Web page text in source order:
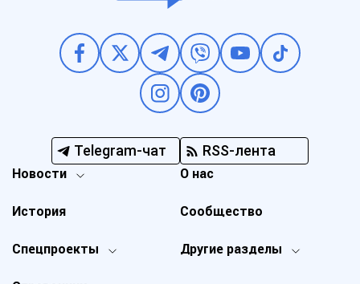
Telegram-чат RSS-лента
Новости
Спецпроекты Другие разделы
История
О нас
Сообщество